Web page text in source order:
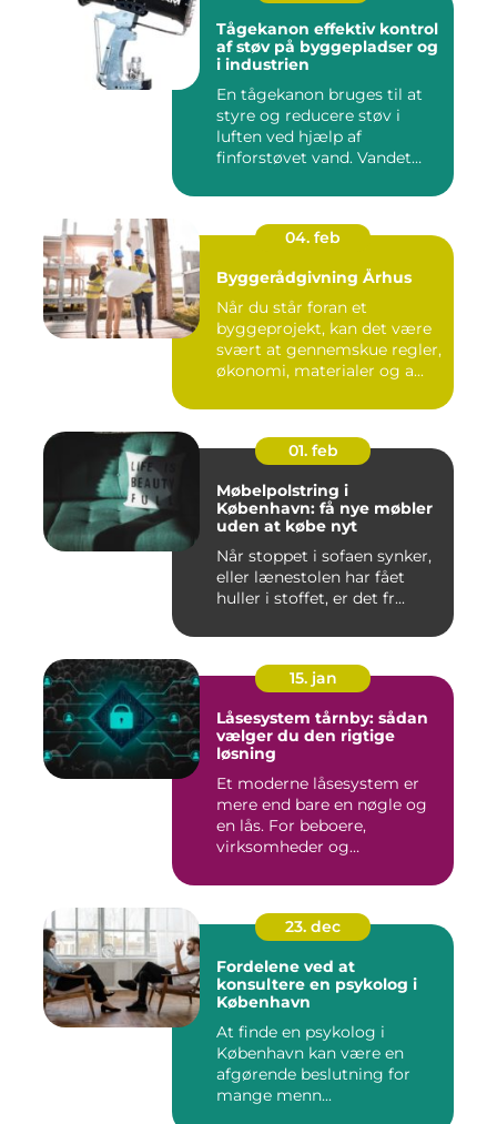
Tågekanon effektiv kontrol
af støv på byggepladser og
i industrien
En tågekanon bruges til at
styre og reducere støv i
luften ved hjælp af
finforstøvet vand. Vandet
04. feb
Byggerådgivning Århus
Når du står foran et
byggeprojekt, kan det være
svært at gennemskue regler,
økonomi, materialer og a...
01. feb
Møbelpolstring i
København: få nye møbler
uden at købe nyt
Når stoppet i sofaen synker,
eller lænestolen har fået
huller i stoffet, er det fr...
15. jan
Låsesystem tårnby: sådan
vælger du den rigtige
løsning
Et moderne låsesystem er
mere end bare en nøgle og
en lås. For beboere,
virksomheder og
23. dec
Fordelene ved at
konsultere en psykolog i
København
At finde en psykolog i
København kan være en
afgørende beslutning for
mange menn...